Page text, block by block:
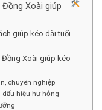
Xoài giúp
giúp kéo dài tuổi
Đồng Xoài giúp kéo
chuyên nghiệp
dấu hiệu hư hỏng